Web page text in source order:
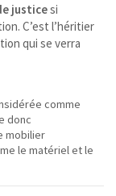
justicesi
C’est l’héritier
qui se verra
comme
donc
mobilier
le matériel et le